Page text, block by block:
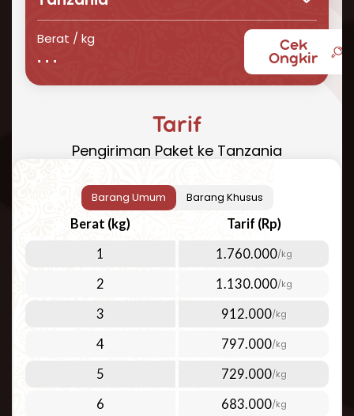
Butuh layanan pengiriman barang ke Tanzania
yang cepat, aman, dan terjangkau? Repack.id
pengiriman paket ke Tanzania Anda. Dengan
pengalaman bertahun-tahun dalam industri
logistik internasional, kami menawarkan
diandalkan ke Tanzania dan 200+ negara
lainnya di seluruh dunia.
Cara Kirim Paket ke Tanzania yang
Mudah dan Efisien
Kirim paket ke Tanzania
kini menjadi lebih
mudah dengan layanan Repack.id. Kami fokus
tinggi untuk memenuhi berbagai kebutuhan
pelanggan. Pengiriman udara menjadi pilihan
ideal untuk:
Berat / kg
Cek
Ongkir
Tarif
Pengiriman Paket ke Tanzania
Barang Umum Barang Khusus
Berat (kg)
Tarif (Rp)
1
1.760.000/kg
2 1.130.000/kg
3 912.000/kg
4 797.000/kg
5 729.000/kg
6 683.000/kg